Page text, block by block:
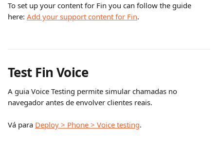
To set up your content for Fin you can follow the guide
here: Add your support content for Fin.
Test Fin Voice
A guia Voice Testing permite simular chamadas no
navegador antes de envolver clientes reais.
Vá para Deploy > Phone > Voice testing.